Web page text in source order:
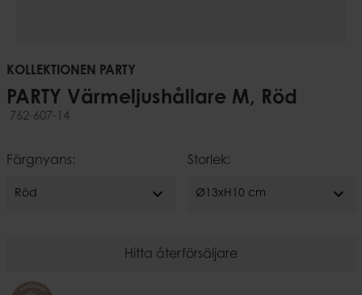
KOLLEKTIONEN PARTY
PARTY Värmeljushållare M, Röd
762-607-14
Färgnyans:
Röd expand_more
Storlek:
Ø13xH10 cm expand_more
Hitta återförsäljare